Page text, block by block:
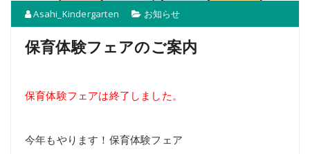
Asahi_Kindergarten お知らせ
保育体験フェアのご案内
保育体験フェアは終了しました。
今年もやります！保育体験フェア